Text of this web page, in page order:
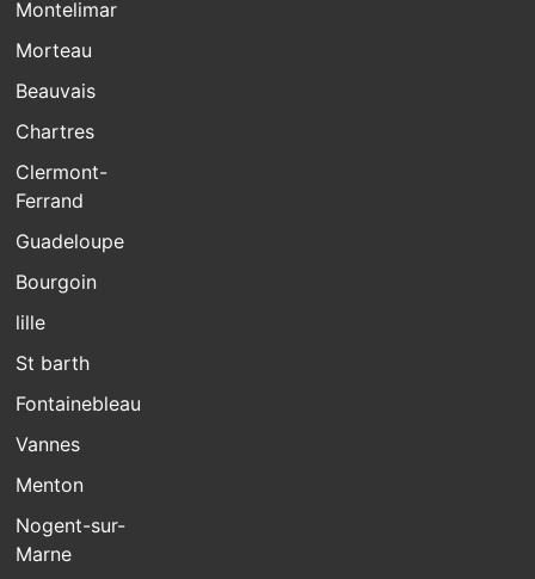
Montelimar
Morteau
Beauvais
Chartres
Clermont-
Ferrand
Guadeloupe
Bourgoin
lille
St barth
Fontainebleau
Vannes
Menton
Nogent-sur-
Marne